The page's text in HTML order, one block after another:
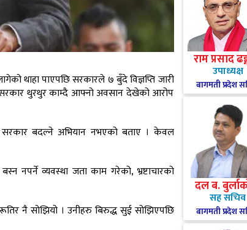
थाहा पाएपछि सरकारले ७ बुँदे विज्ञप्ति जारी
सरकार थुरथुर काम्दै आफ्नो अवसान देखेको आरोप
सरकार बदल्ने अभियान नभएको बताए । केवल
नपर्ने व्यवस्था जता काम गरेको, भ्रष्टाचारको
नै सोझियो । उनीहरु बिरुद्ध सुई सोझिएपछि
राम प्रसाद
उपाध्यक्ष
बागमती प्रदेश
दल ब.
सह सचिव
बागमती प्रदेश